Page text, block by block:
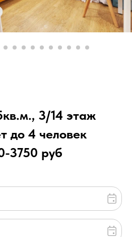
3/14 этаж
до 4 человек
3750 руб